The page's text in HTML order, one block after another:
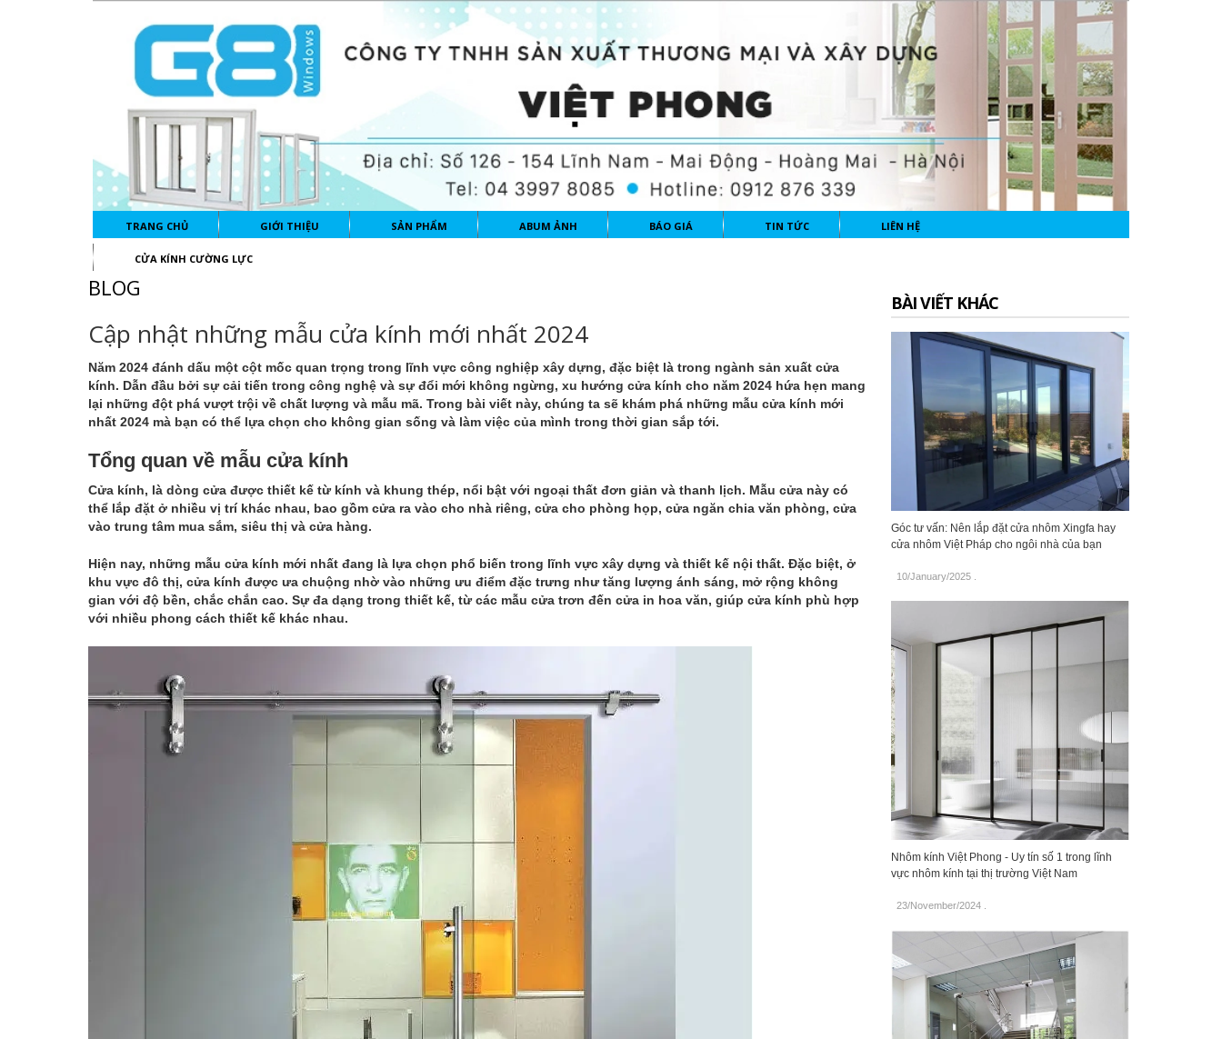
TRANG CHỦ GIỚI THIỆU SẢN PHẨM ABUM ẢNH BÁO GIÁ TIN TỨC LIÊN HỆ
CỬA KÍNH CƯỜNG LỰC
BLOG
Cập nhật những mẫu cửa kính mới nhất 2024
Năm 2024 đánh dấu một cột mốc quan trọng trong lĩnh vực công nghiệp xây dựng, đặc biệt là trong ngành sản xuất cửa
kính. Dẫn đầu bởi sự cải tiến trong công nghệ và sự đổi mới không ngừng, xu hướng cửa kính cho năm 2024 hứa hẹn mang
lại những đột phá vượt trội về chất lượng và mẫu mã. Trong bài viết này, chúng ta sẽ khám phá những mẫu cửa kính mới
nhất 2024 mà bạn có thể lựa chọn cho không gian sống và làm việc của mình trong thời gian sắp tới.
Tổng quan về mẫu cửa kính
Cửa kính, là dòng cửa được thiết kế từ kính và khung thép, nổi bật với ngoại thất đơn giản và thanh lịch. Mẫu cửa này có
thể lắp đặt ở nhiều vị trí khác nhau, bao gồm cửa ra vào cho nhà riêng, cửa cho phòng họp, cửa ngăn chia văn phòng, cửa
vào trung tâm mua sắm, siêu thị và cửa hàng.
Hiện nay, những mẫu cửa kính mới nhất đang là lựa chọn phổ biến trong lĩnh vực xây dựng và thiết kế nội thất. Đặc biệt, ở
khu vực đô thị, cửa kính được ưa chuộng nhờ vào những ưu điểm đặc trưng như tăng lượng ánh sáng, mở rộng không
gian với độ bền, chắc chắn cao. Sự đa dạng trong thiết kế, từ các mẫu cửa trơn đến cửa in hoa văn, giúp cửa kính phù hợp
với nhiều phong cách thiết kế khác nhau.
BÀI VIẾT KHÁC
Góc tư vấn: Nên lắp đặt cửa nhôm Xingfa hay
cửa nhôm Việt Pháp cho ngôi nhà của bạn
10/January/2025.
Nhôm kính Việt Phong - Uy tín số 1 trong lĩnh
vực nhôm kính tại thị trường Việt Nam
23/November/2024.